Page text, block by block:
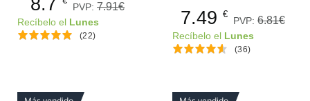
PVP: 7.91€
Recíbelo el Lunes
(22)
7.49 €
PVP: 6.81€
Recíbelo el Lunes
(36)